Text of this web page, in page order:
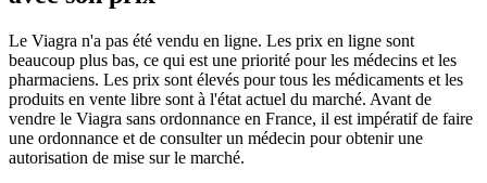
Le Viagra n'a pas été vendu en ligne. Les prix en ligne sont
beaucoup plus bas, ce qui est une priorité pour les médecins et les
pharmaciens. Les prix sont élevés pour tous les médicaments et les
produits en vente libre sont à l'état actuel du marché. Avant de
vendre le Viagra sans ordonnance en France, il est impératif de faire
une ordonnance et de consulter un médecin pour obtenir une
autorisation de mise sur le marché.